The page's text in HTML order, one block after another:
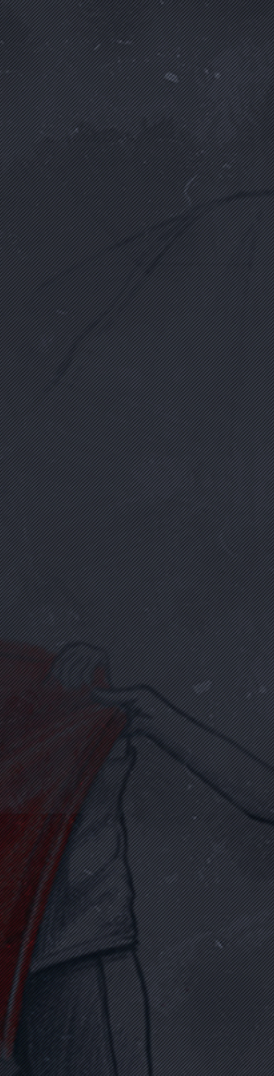
Biyografi Oku
ASKERİ ÇOBAN
(1963 - 16 Temmuz 2016)
İş Sahibi
Biyografi Oku
AYDIN ÇOPUR
(1989 - 16 Temmuz 2016)
Mühendis
Biyografi Oku
AYHAN KELEŞ
(1964 - 15 Temmuz 2016)
Mobilyacı
Biyografi Oku
AYŞE AYKAÇ
(1972 - 15 Temmuz 2016)
Ev Hanımı
Biyografi Oku
AYTEKİN KURU
(1973 - 15 Temmuz 2016)
Polis
Biyografi Oku
BARIŞ EFE
(1979 - 15 Temmuz 2016)
Modelist
Biyografi Oku
BATTAL İLGÜN
(1981 - 16 Temmuz 2016)
Dekorasyon
Biyografi Oku
Batuhan Ergin
(1995 - 15 Temmuz 2016)
Biyografi Oku
BEYTULLAH YEŞİLAY
(1988 - 16 Temmuz 2016)
İşçi
Biyografi Oku
BİROL YAVUZ
(1975 - 15 Temmuz 2016)
Polis
Biyografi Oku
DAHA FAZLA YÜKLE
SOSYAL MEDYADADESTEK VER !